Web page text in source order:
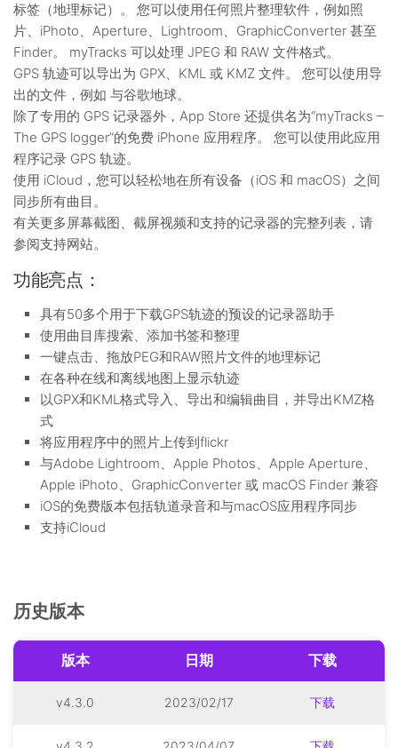
标签（地理标记）。 您可以使用任何照片整理软件，例如照
片、iPhoto、Aperture、Lightroom、GraphicConverter 甚至
Finder。 myTracks 可以处理 JPEG 和 RAW 文件格式。
GPS 轨迹可以导出为 GPX、KML 或 KMZ 文件。 您可以使用导
出的文件，例如 与谷歌地球。
除了专用的 GPS 记录器外，App Store 还提供名为“myTracks –
The GPS logger”的免费 iPhone 应用程序。 您可以使用此应用
程序记录 GPS 轨迹。
使用 iCloud，您可以轻松地在所有设备（iOS 和 macOS）之间
同步所有曲目。
有关更多屏幕截图、截屏视频和支持的记录器的完整列表，请
参阅支持网站。
功能亮点：
具有50多个用于下载GPS轨迹的预设的记录器助手
使用曲目库搜索、添加书签和整理
一键点击、拖放PEG和RAW照片文件的地理标记
在各种在线和离线地图上显示轨迹
以GPX和KML格式导入、导出和编辑曲目，并导出KMZ格
式
将应用程序中的照片上传到flickr
与Adobe Lightroom、Apple Photos、Apple Aperture、
Apple iPhoto、GraphicConverter 或 macOS Finder 兼容
iOS的免费版本包括轨道录音和与macOS应用程序同步
支持iCloud
历史版本
版本 日期 下载
v4.3.0 2023/02/17 下载